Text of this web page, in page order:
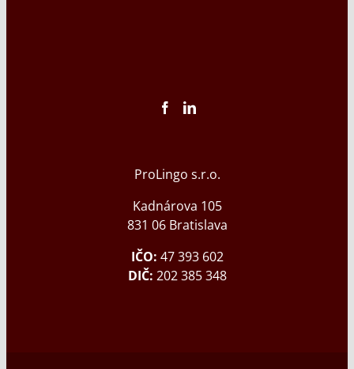
ProLingo s.r.o.
Kadnárova 105
831 06 Bratislava
IČO: 47 393 602
DIČ: 202 385 348